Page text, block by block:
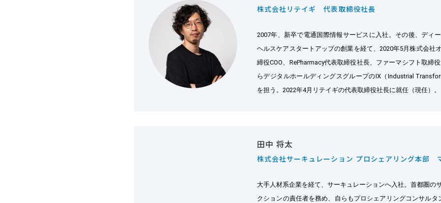
株式会社リテイギ 代表取締役社長
2007年、新卒で電通国際情報サービスに入社。その後、ディ
ヘルスケアスタートアップの創業を経て、2020年5月株式会社
締役COO、RePharmacy代表取締役社長、ファーマシフト取締
らデジタルホールディングスグループのIX（Industrial
田中 将太
株式会社サーキュレーション プロシェアリング本部
大手人材系企業を経て、サーキュレーションへ入社。首都圏の
クションの責任者を務め、自らもプロシェアリングコンサルタ